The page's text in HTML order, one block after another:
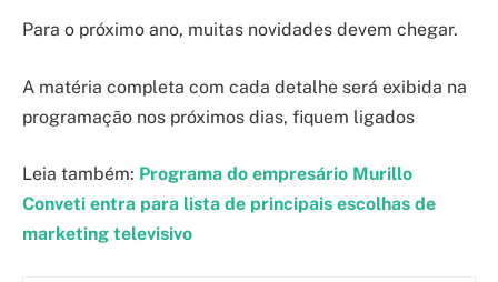
Para o próximo ano, muitas novidades devem chegar.
A matéria completa com cada detalhe será exibida na
programação nos próximos dias, fiquem ligados
Leia também: Programa do empresário Murillo
Conveti entra para lista de principais escolhas de
marketing televisivo